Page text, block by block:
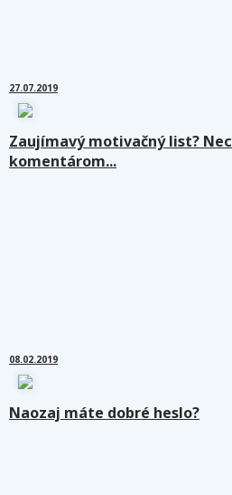
27.07.2019
Zaujímavý motivačný list?
komentárom...
08.02.2019
Naozaj máte dobré heslo?